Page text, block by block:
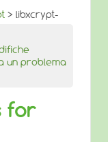
> libxcrypt-
un problema
for